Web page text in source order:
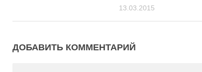
13.03.2015
ДОБАВИТЬ КОММЕНТАРИЙ